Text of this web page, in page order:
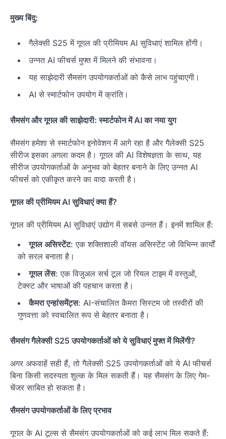
मुख्य बिंदु:
गैलेक्सी S25 में गूगल की प्रीमियम AI सुविधाएं शामिल होंगी।
उन्नत AI फीचर्स मुफ्त में मिलने की संभावना।
यह साझेदारी सैमसंग उपयोगकर्ताओं को कैसे लाभ पहुंचाएगी।
AI से स्मार्टफोन उपयोग में क्रांति।
सैमसंग और गूगल की साझेदारी: स्मार्टफोन में AI का नया युग
सैमसंग हमेशा से स्मार्टफोन इनोवेशन में आगे रहा है और गैलेक्सी S25
सीरीज इसका अगला कदम है। गूगल की AI विशेषज्ञता के साथ, यह
सीरीज उपयोगकर्ताओं के अनुभव को बेहतर बनाने के लिए उन्नत AI
फीचर्स को एकीकृत करने का वादा करती है।
गूगल की प्रीमियम AI सुविधाएं क्या हैं?
गूगल की प्रीमियम AI सुविधाएं उद्योग में सबसे उन्नत हैं। इनमें शामिल हैं:
गूगल असिस्टेंट: एक शक्तिशाली वॉयस असिस्टेंट जो विभिन्न कार्यों
को सरल बनाता है।
गूगल लेंस: एक विजुअल सर्च टूल जो रियल टाइम में वस्तुओं,
टेक्स्ट और भाषाओं की पहचान करता है।
कैमरा एन्हांसमेंट्स: AI-संचालित कैमरा सिस्टम जो तस्वीरों की
गुणवत्ता को स्वचालित रूप से बेहतर बनाता है।
सैमसंग गैलेक्सी S25 उपयोगकर्ताओं को ये सुविधाएं मुफ्त में मिलेंगी?
अगर अफवाहें सही हैं, तो गैलेक्सी S25 उपयोगकर्ताओं को ये AI फीचर्स
बिना किसी सदस्यता शुल्क के मिल सकती हैं। यह सैमसंग के लिए गेम-
चेंजर साबित हो सकता है।
सैमसंग उपयोगकर्ताओं के लिए प्रभाव
गूगल के AI टूल्स से सैमसंग उपयोगकर्ताओं को कई लाभ मिल सकते हैं: